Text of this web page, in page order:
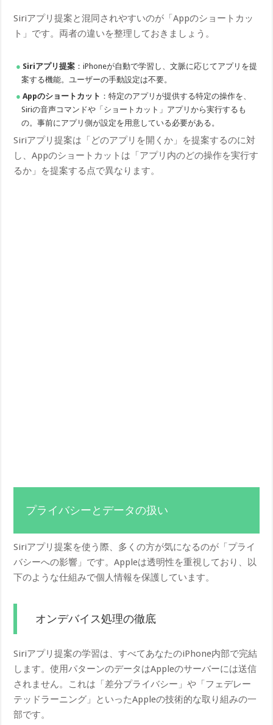
Siriアプリ提案と混同されやすいのが「Appのショートカッ
ト」です。両者の違いを整理しておきましょう。
Siriアプリ提案 ：iPhoneが自動で学習し、文脈に応じてアプリを提
案する機能。ユーザーの手動設定は不要。
Appのショートカット ：特定のアプリが提供する特定の操作を、
Siriの音声コマンドや「ショートカット」アプリから実行するも
の。事前にアプリ側が設定を用意している必要がある。
Siriアプリ提案は「どのアプリを開くか」を提案するのに対
し、Appのショートカットは「アプリ内のどの操作を実行す
るか」を提案する点で異なります。
プライバシーとデータの扱い
Siriアプリ提案を使う際、多くの方が気になるのが「プライ
バシーへの影響」です。Appleは透明性を重視しており、以
下のような仕組みで個人情報を保護しています。
オンデバイス処理の徹底
Siriアプリ提案の学習は、すべてあなたのiPhone内部で完結
します。使用パターンのデータはAppleのサーバーには送信
されません。これは「差分プライバシー」や「フェデレー
テッドラーニング」といったAppleの技術的な取り組みの一
部です。